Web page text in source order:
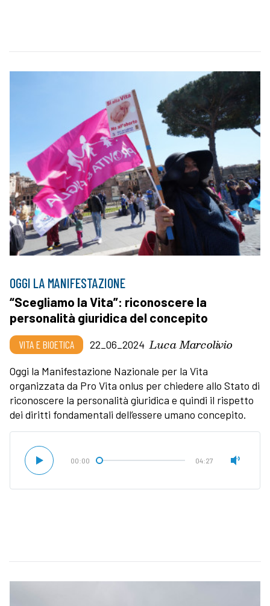
OGGI LA MANIFESTAZIONE
“Scegliamo la Vita”: riconoscere la
personalità giuridica del concepito
VITA E BIOETICA 22_06_2024 Luca Marcolivio
Oggi la Manifestazione Nazionale per la Vita
organizzata da Pro Vita onlus per chiedere allo Stato di
riconoscere la personalità giuridica e quindi il rispetto
dei diritti fondamentali dell’essere umano concepito.
00:00 04:27